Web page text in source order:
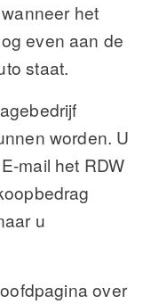
het
even aan de
staat.
worden. U
mail het RDW
u
over